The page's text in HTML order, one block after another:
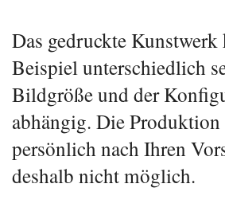
Das gedruckte
Beispiel unterschiedlich
Bildgröße und der
abhängig. Die
persönlich nach Ihren
deshalb nicht möglich.